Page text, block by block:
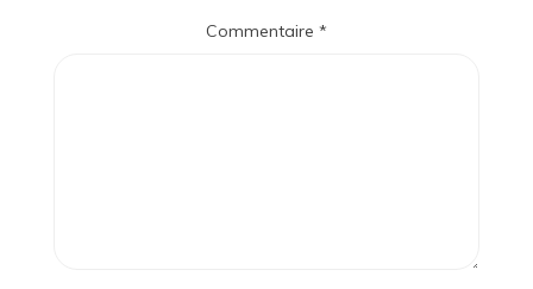
Commentaire *